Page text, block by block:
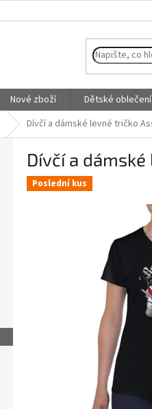
Nové zboží Dětské oblečení
Dívčí a dámské levné tričko
Dívčí a
Poslední kus